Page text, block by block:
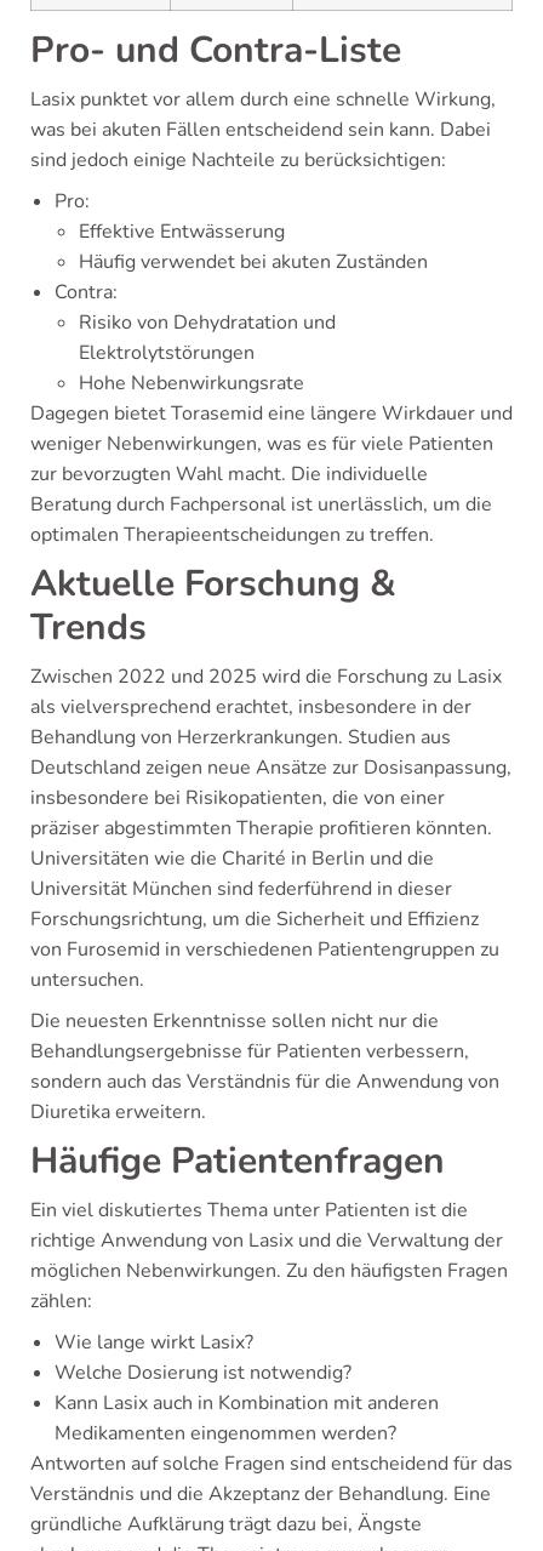
Pro- und Contra-Liste
Lasix punktet vor allem durch eine schnelle Wirkung,
was bei akuten Fällen entscheidend sein kann. Dabei
sind jedoch einige Nachteile zu berücksichtigen:
Pro:
Effektive Entwässerung
Häufig verwendet bei akuten Zuständen
Contra:
Risiko von Dehydratation und
Elektrolytstörungen
Hohe Nebenwirkungsrate
Dagegen bietet Torasemid eine längere Wirkdauer und
weniger Nebenwirkungen, was es für viele Patienten
zur bevorzugten Wahl macht. Die individuelle
Beratung durch Fachpersonal ist unerlässlich, um die
optimalen Therapieentscheidungen zu treffen.
Aktuelle Forschung &
Trends
Zwischen 2022 und 2025 wird die Forschung zu Lasix
als vielversprechend erachtet, insbesondere in der
Behandlung von Herzerkrankungen. Studien aus
Deutschland zeigen neue Ansätze zur Dosisanpassung,
insbesondere bei Risikopatienten, die von einer
präziser abgestimmten Therapie profitieren könnten.
Universitäten wie die Charité in Berlin und die
Universität München sind federführend in dieser
Forschungsrichtung, um die Sicherheit und Effizienz
von Furosemid in verschiedenen Patientengruppen zu
untersuchen.
Die neuesten Erkenntnisse sollen nicht nur die
Behandlungsergebnisse für Patienten verbessern,
sondern auch das Verständnis für die Anwendung von
Diuretika erweitern.
Häufige Patientenfragen
Ein viel diskutiertes Thema unter Patienten ist die
richtige Anwendung von Lasix und die Verwaltung der
möglichen Nebenwirkungen. Zu den häufigsten Fragen
zählen:
Wie lange wirkt Lasix?
Welche Dosierung ist notwendig?
Kann Lasix auch in Kombination mit anderen
Medikamenten eingenommen werden?
Antworten auf solche Fragen sind entscheidend für das
Verständnis und die Akzeptanz der Behandlung. Eine
gründliche Aufklärung trägt dazu bei, Ängste